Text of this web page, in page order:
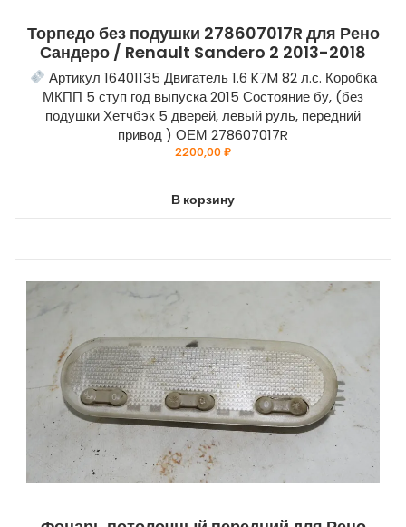
Торпедо без подушки 278607017R для Рено
Сандеро / Renault Sandero 2 2013-2018
Артикул 16401135 Двигатель 1.6 K7M 82 л.с. Коробка
МКПП 5 ступ год выпуска 2015 Состояние бу, (без
подушки Хетчбэк 5 дверей, левый руль, передний
привод ) ОЕМ 278607017R
2200,00₽
В корзину